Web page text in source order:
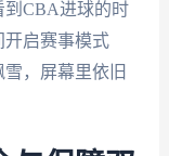
到CBA进球的时
开启赛事模式
，屏幕里依旧